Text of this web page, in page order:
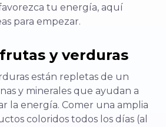
tu energía, aquí
para empezar.
y verduras
están repletas de un
y minerales que ayudan a
la energía. Comer una amplia
coloridos todos los días (al